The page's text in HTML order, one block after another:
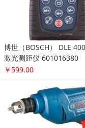
博世（BOSCH） DLE
激光测距仪 601016380
￥599.00